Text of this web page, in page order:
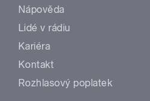
Nápověda
Lidé v rádiu
Kariéra
Kontakt
Rozhlasový poplatek